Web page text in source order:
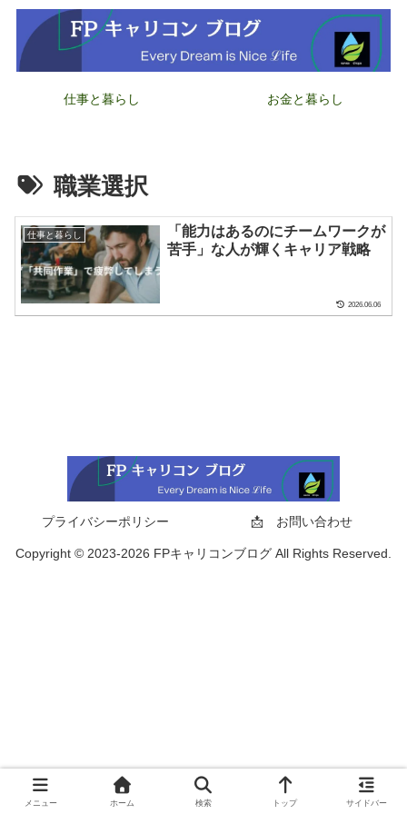
仕事と暮らし お金と暮らし
職業選択
仕事と暮らし
「能力はあるのにチームワークが
苦手」な人が輝くキャリア戦略
2026.06.06
プライバシーポリシー 📩 お問い合わせ
Copyright © 2023-2026 FPキャリコンブログ All Rights Reserved.
メニュー ホーム 検索 トップ サイドバー